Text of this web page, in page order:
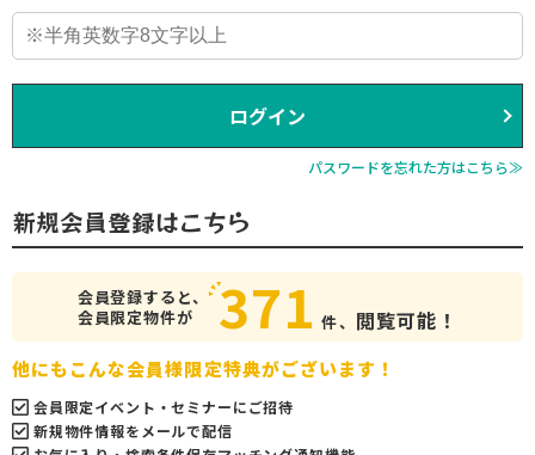
ログイン
パスワードを忘れた方はこちら≫
新規会員登録はこちら
会員登録すると、
会員限定物件が
371 件、 閲覧可能！
他にもこんな会員様限定特典がございます！
会員限定イベント・セミナーにご招待
新規物件情報をメールで配信